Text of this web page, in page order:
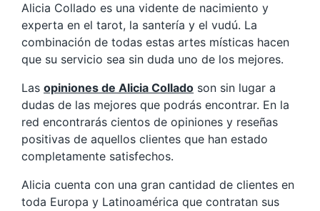
Alicia Collado es una vidente de nacimiento y
experta en el tarot, la santería y el vudú. La
combinación de todas estas artes místicas hacen
que su servicio sea sin duda uno de los mejores.
Las opiniones de Alicia Collado son sin lugar a
dudas de las mejores que podrás encontrar. En la
red encontrarás cientos de opiniones y reseñas
positivas de aquellos clientes que han estado
completamente satisfechos.
Alicia cuenta con una gran cantidad de clientes en
toda Europa y Latinoamérica que contratan sus